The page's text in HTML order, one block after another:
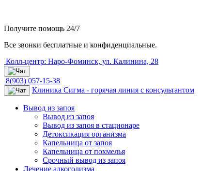
Получите помощь 24/7
Все звонки бесплатные и конфиденциальные.
Колл-центр: Наро-Фоминск, ул. Калинина, 28
8(903) 057-15-38
Клиника Сигма - горячая линия с консультантом
Вывод из запоя
Вывод из запоя
Вывод из запоя в стационаре
Детоксикация организма
Капельница от запоя
Капельница от похмелья
Срочный вывод из запоя
Лечение алкоголизма